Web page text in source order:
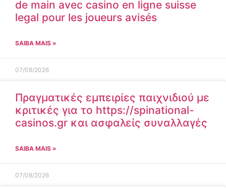
de main avec casino en ligne suisse
legal pour les joueurs avisés
SAIBA MAIS »
07/08/2026
Πραγματικές εμπειρίες παιχνιδιού με
κριτικές για το https://spinational-
casinos.gr και ασφαλείς συναλλαγές
SAIBA MAIS »
07/08/2026